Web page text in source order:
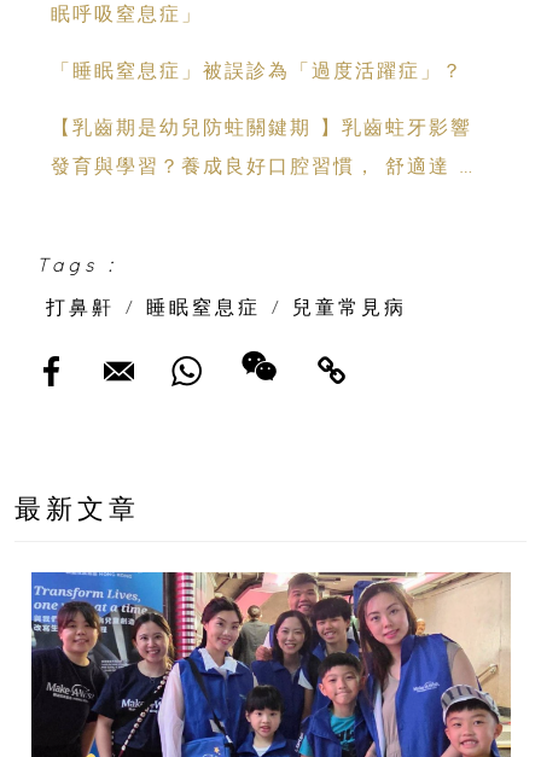
眠呼吸窒息症」
「睡眠窒息症」被誤診為「過度活躍症」？
【乳齒期是幼兒防蛀關鍵期 】乳齒蛀牙影響
發育與學習？養成良好口腔習慣， 舒適達 強
Tags :
打鼻鼾
/ 睡眠窒息症 / 兒童常見病
最新文章